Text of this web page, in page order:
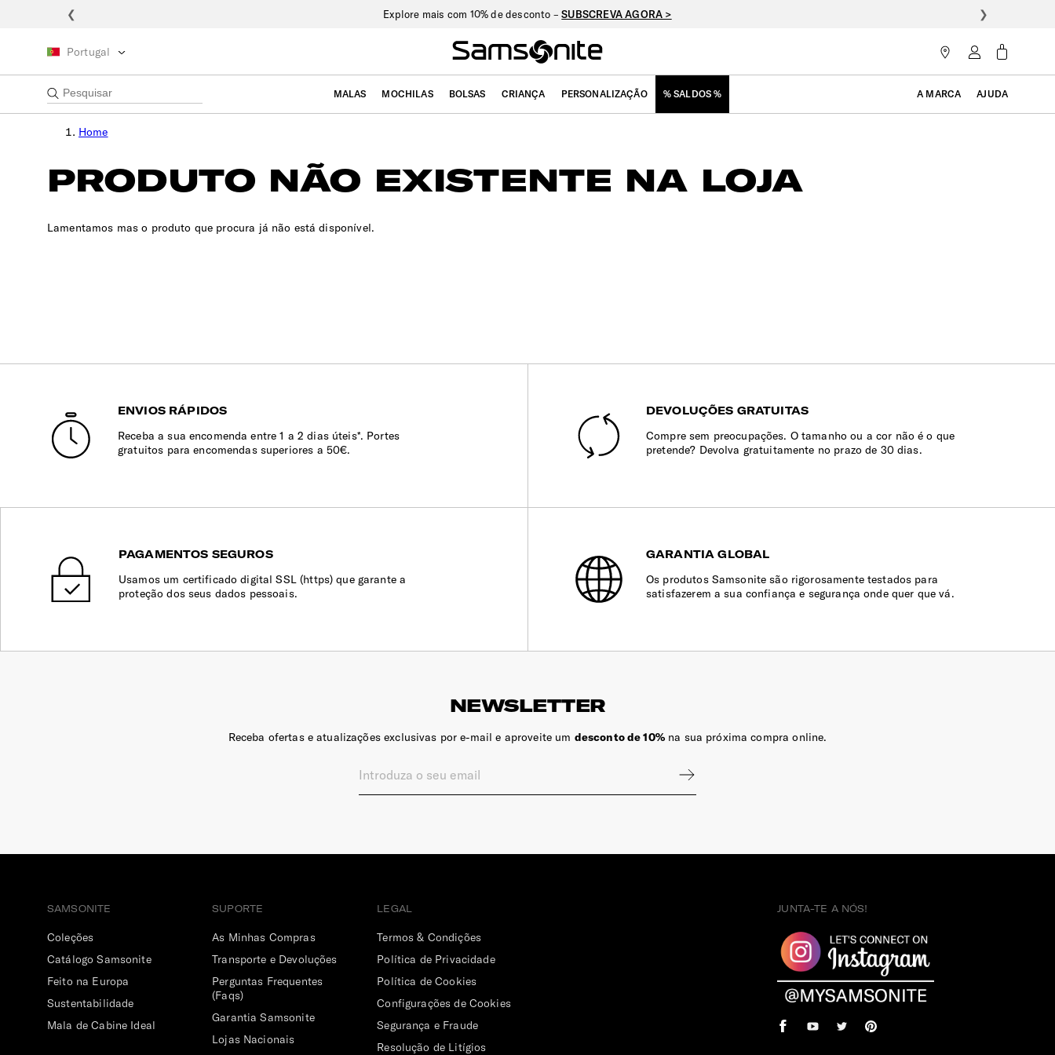
Explore mais com 10% de desconto –SUBSCREVA AGORA >
❮ ❯
Portugal
MALAS MOCHILAS BOLSAS CRIANÇA PERSONALIZAÇÃO % SALDOS % A MARCA AJUDA
Home
PRODUTO NÃO EXISTENTE NA LOJA
Lamentamos mas o produto que procura já não está disponível.
ENVIOS RÁPIDOS
Receba a sua encomenda entre 1 a 2 dias úteis*. Portes
gratuitos para encomendas superiores a 50€.
DEVOLUÇÕES GRATUITAS
Compre sem preocupações. O tamanho ou a cor não é o que
pretende? Devolva gratuitamente no prazo de 30 dias.
PAGAMENTOS SEGUROS
Usamos um certificado digital SSL (https) que garante a
proteção dos seus dados pessoais.
GARANTIA GLOBAL
Os produtos Samsonite são rigorosamente testados para
satisfazerem a sua confiança e segurança onde quer que vá.
NEWSLETTER
Receba ofertas e atualizações exclusivas por e-mail e aproveite um desconto de 10%na sua próxima compra online.
SAMSONITE
Coleções
Catálogo Samsonite
Feito na Europa
Sustentabilidade
Mala de Cabine Ideal
SUPORTE
As Minhas Compras
Transporte e Devoluções
Perguntas Frequentes
(Faqs)
Garantia Samsonite
Lojas Nacionais
LEGAL
Termos & Condições
Política de Privacidade
Política de Cookies
Configurações de Cookies
Segurança e Fraude
Resolução de Litígios
JUNTA-TE A NÓS!